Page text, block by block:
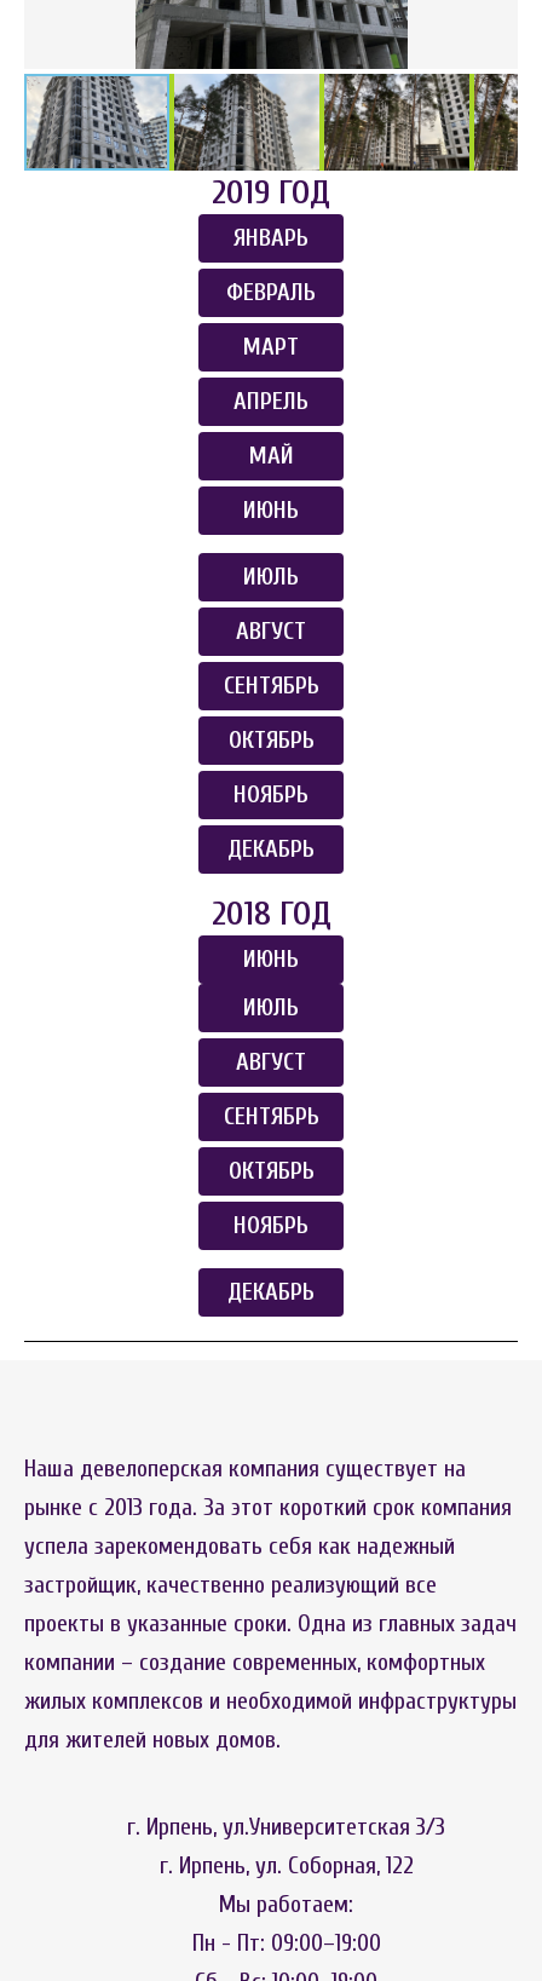
2019 ГОД
ЯНВАРЬ
ФЕВРАЛЬ
МАРТ
АПРЕЛЬ
МАЙ
ИЮНЬ
ИЮЛЬ
АВГУСТ
СЕНТЯБРЬ
ОКТЯБРЬ
НОЯБРЬ
ДЕКАБРЬ
2018 ГОД
ИЮНЬ
ИЮЛЬ
АВГУСТ
СЕНТЯБРЬ
ОКТЯБРЬ
НОЯБРЬ
ДЕКАБРЬ
Наша девелоперская компания существует на
рынке с 2013 года. За этот короткий срок компания
успела зарекомендовать себя как надежный
застройщик, качественно реализующий все
проекты в указанные сроки. Одна из главных задач
компании – создание современных, комфортных
жилых комплексов и необходимой инфраструктуры
для жителей новых домов.
г. Ирпень, ул.Университетская 3/3
г. Ирпень, ул. Соборная, 122
Мы работаем:
Пн - Пт: 09:00–19:00